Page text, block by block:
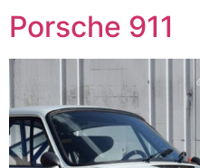
Porsche 911